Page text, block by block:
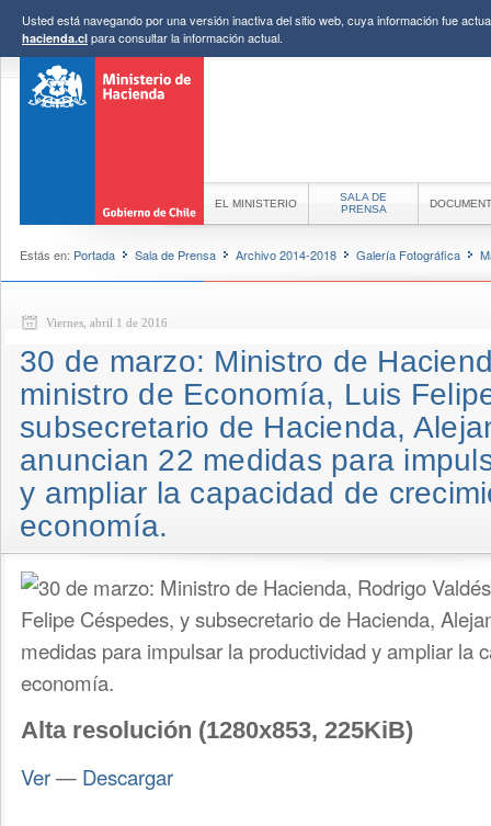
Usted está navegando por una versión inactiva del sitio web, cuya información fue
hacienda.cl para consultar la información actual.
EL MINISTERIO
SALA DE
PRENSA
Estás en: Portada Sala de Prensa Archivo 2014-2018 Galería Fotográfica
Viernes, abril 1 de 2016
30 de marzo: Ministro de
ministro de Economía, Luis
subsecretario de Hacienda,
anuncian 22 medidas para
y ampliar la capacidad de
economía.
Alta resolución (1280x853, 225KiB)
Ver— Descargar